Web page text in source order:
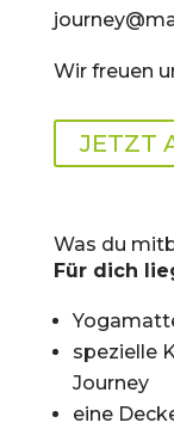
Wir freuen
JETZT
Was du
Für dich
spezielle
Journey
eine